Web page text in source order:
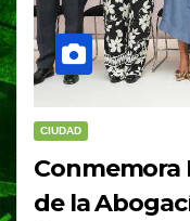
CIUDAD
Conmemora
de la